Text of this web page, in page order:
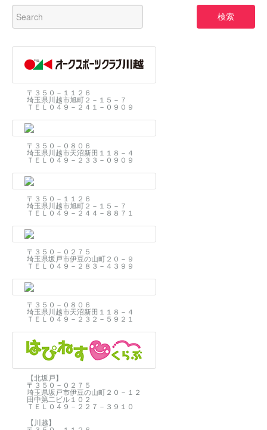
〒３５０－１１２６
埼玉県川越市旭町２－１５－７
ＴＥＬ０４９－２４１－０９０９
〒３５０－０８０６
埼玉県川越市天沼新田１１８－４
ＴＥＬ０４９－２３３－０９０９
〒３５０－１１２６
埼玉県川越市旭町２－１５－７
ＴＥＬ０４９－２４４－８８７１
〒３５０－０２７５
埼玉県坂戸市伊豆の山町２０－９
ＴＥＬ０４９－２８３－４３９９
〒３５０－０８０６
埼玉県川越市天沼新田１１８－４
ＴＥＬ０４９－２３２－５９２１
【北坂戸】
〒３５０－０２７５
埼玉県坂戸市伊豆の山町２０－１２
田中第二ビル１０２
ＴＥＬ０４９－２２７－３９１０
【川越】